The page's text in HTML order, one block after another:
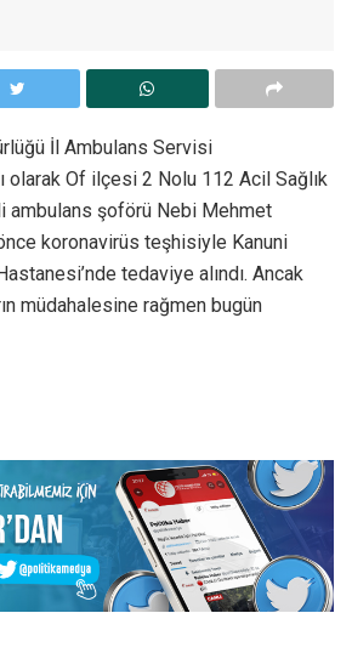
İl Ambulans Servisi
olarak Of ilçesi 2 Nolu 112 Acil Sağlık
ambulans şoförü Nebi Mehmet
koronavirüs teşhisiyle Kanuni
tedaviye alındı. Ancak
müdahalesine rağmen bugün